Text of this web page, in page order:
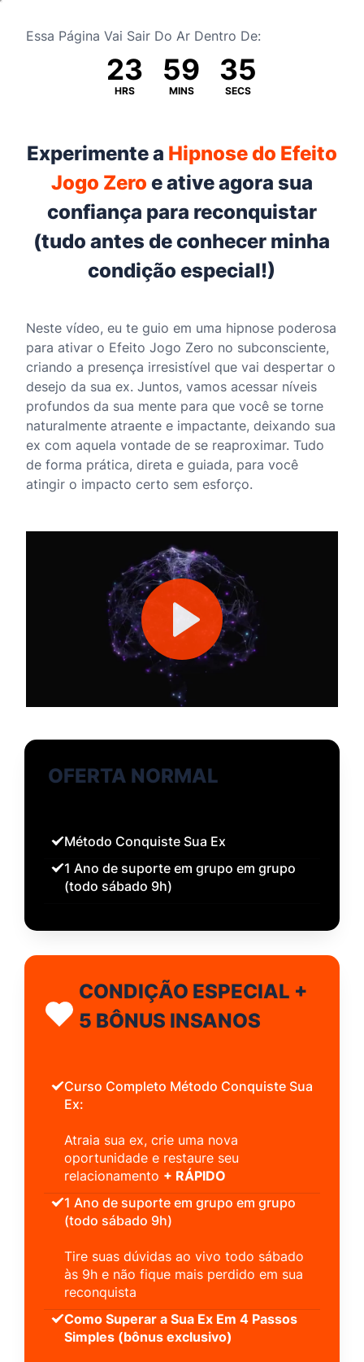
Essa Página Vai Sair Do Ar Dentro De:
23
HRS
59
MINS
34
SECS
Experimente a Hipnose do Efeito
Jogo Zero e ative agora sua
confiança para reconquistar
(tudo antes de conhecer minha
condição especial!)
Neste vídeo, eu te guio em uma hipnose poderosa
para ativar o Efeito Jogo Zero no subconsciente,
criando a presença irresistível que vai despertar o
desejo da sua ex. Juntos, vamos acessar níveis
profundos da sua mente para que você se torne
naturalmente atraente e impactante, deixando sua
ex com aquela vontade de se reaproximar. Tudo
de forma prática, direta e guiada, para você
atingir o impacto certo sem esforço.
OFERTA NORMAL
Método Conquiste Sua Ex
1 Ano de suporte em grupo em grupo
(todo sábado 9h)
CONDIÇÃO ESPECIAL +
5 BÔNUS INSANOS
Curso Completo Método Conquiste Sua
Ex:
Atraia sua ex, crie uma nova
oportunidade e restaure seu
relacionamento + RÁPIDO
1 Ano de suporte em grupo em grupo
(todo sábado 9h)
Tire suas dúvidas ao vivo todo sábado
às 9h e não fique mais perdido em sua
reconquista
Como Superar a Sua Ex Em 4 Passos
Simples (bônus exclusivo)